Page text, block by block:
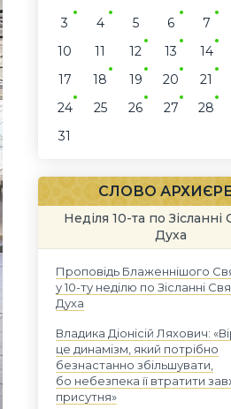
3
4 5 6 7
10
11 12 13 14
17
18 19 20 21
24
25 26 27 28
31
СЛОВО
Неділя 10-та по Зісланні
Духа
Проповідь Блаженнішого
у 10-ту неділю по Зісланні
Духа
Владика Діонісій Ляхович:
це динамізм, який потрібно
безнастанно збільшувати,
бо небезпека її втратити
присутня»